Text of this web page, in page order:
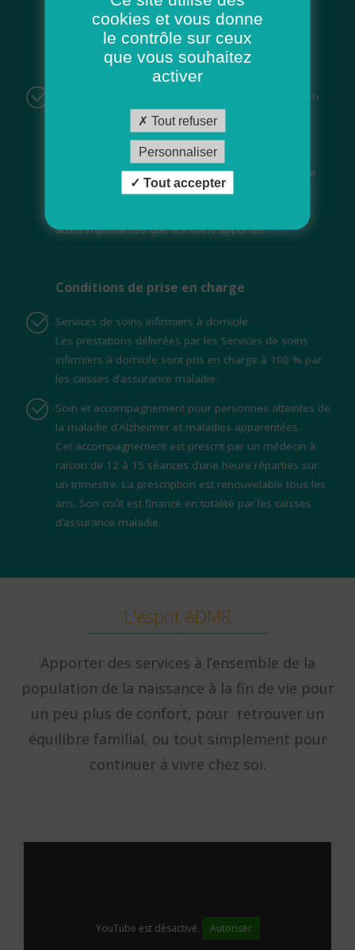
• Ergothérapeute ou psychomotricien
• Assistant de soins en gérontologie
Cette équipe travaille dans le cadre d’un Service de
soins infirmiers à domicile (Ssiad) de l’ADMR.
L’Équipe spécialisée Alzheimer de l’ADMR travaille en
coordination avec :
• Les professionnels médicaux, paramédicaux et
sociaux (médecins traitants, services d’aide…)
• Les structures spécialisées dans la prise en charge
de la maladie d’Alzheimer.
aussi importantes que les soins apportés.
Conditions de prise en charge
Services de soins infirmiers à domicile
Les prestations délivrées par les Services de soins
infirmiers à domicile sont pris en charge à 100 % par
les caisses d’assurance maladie.
Soin et accompagnement pour personnes atteintes de
la maladie d’Alzheimer et maladies apparentées.
Cet accompagnement est prescrit par un médecin à
raison de 12 à 15 séances d’une heure réparties sur
un trimestre. La prescription est renouvelable tous les
ans. Son coût est financé en totalité par les caisses
d’assurance maladie.
L'esprit ADMR
Apporter des services à l’ensemble de la
population de la naissance à la fin de vie pour
un peu plus de confort, pour retrouver un
équilibre familial, ou tout simplement pour
continuer à vivre chez soi.
YouTube est désactivé. Autoriser
cookies et vous donne
le contrôle sur ceux
que vous souhaitez
activer
Tout refuser
Personnaliser
Tout accepter